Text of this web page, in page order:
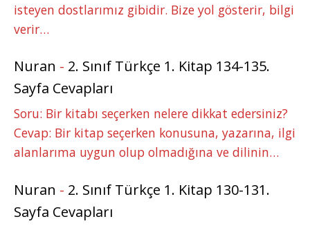
isteyen dostlarımız gibidir. Bize yol gösterir, bilgi
verir…
Nuran - 2. Sınıf Türkçe 1. Kitap 134-135.
Sayfa Cevapları
Soru: Bir kitabı seçerken nelere dikkat edersiniz?
Cevap: Bir kitap seçerken konusuna, yazarına, ilgi
alanlarıma uygun olup olmadığına ve dilinin…
Nuran - 2. Sınıf Türkçe 1. Kitap 130-131.
Sayfa Cevapları